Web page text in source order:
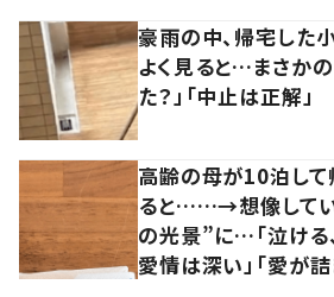
豪雨の中、帰宅した
よく見ると…まさか
た？」「中止は正解」
高齢の母が10泊して
ると……→想像して
の光景”に…「泣ける
愛情は深い」「愛が詰